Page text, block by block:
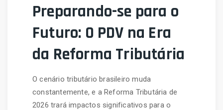
Preparando-se para o
Futuro: O PDV na Era
da Reforma Tributária
O cenário tributário brasileiro muda
constantemente, e a Reforma Tributária de
2026 trará impactos significativos para o